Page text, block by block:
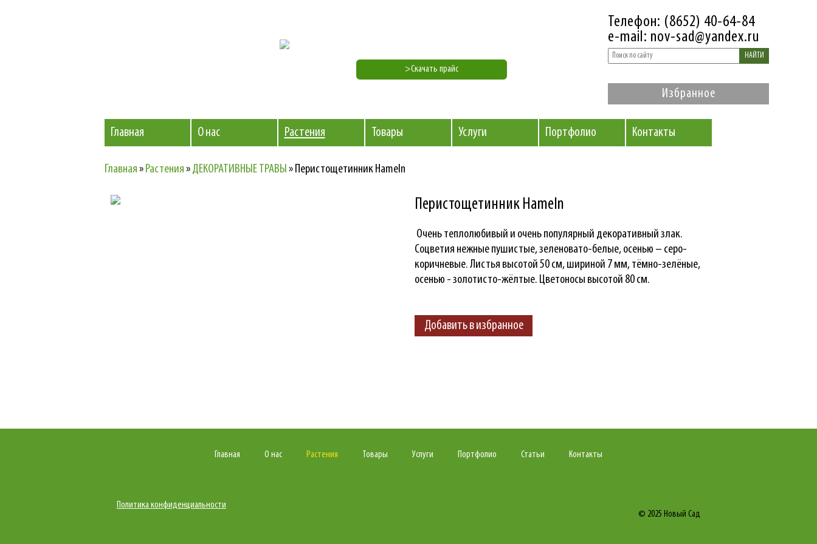
>Скачать прайс
Телефон: (8652) 40-64-84
e-mail: nov-sad@yandex.ru
НАЙТИ
Избранное
Главная О нас Растения Товары Услуги Портфолио Контакты
Главная» Растения»ДЕКОРАТИВНЫЕ ТРАВЫ » Перистощетинник Hameln
Перистощетинник Hameln
Очень теплолюбивый и очень популярный декоративный злак.
Соцветия нежные пушистые, зеленовато-белые, осенью – серо-
коричневые. Листья высотой 50 см, шириной 7 мм, тёмно-зелёные,
осенью - золотисто-жёлтые. Цветоносы высотой 80 см.
Добавить в избранное
Главная О нас Растения Товары Услуги Портфолио Статьи Контакты
Политика конфиденциальности
© 2025 Новый Сад